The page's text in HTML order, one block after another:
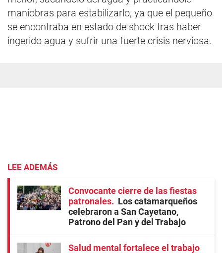
maniobras para estabilizarlo, ya que el pequeño
se encontraba en estado de shock tras haber
ingerido agua y sufrir una fuerte crisis nerviosa.
LEE ADEMÁS
Convocante cierre de las fiestas
patronales
Los catamarqueños
celebraron a San Cayetano,
Patrono del Pan y del Trabajo
Salud mental fortalece el trabajo